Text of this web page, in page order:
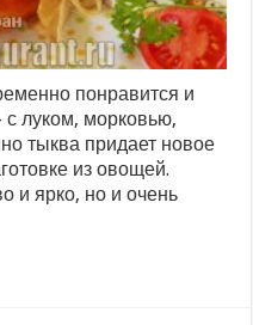
понравится и
с луком, морковью,
тыква придает новое
из овощей.
и ярко, но и очень